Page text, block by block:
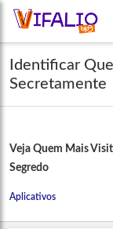
Identificar
Secretamente
Veja Quem Mais
Segredo
Aplicativos